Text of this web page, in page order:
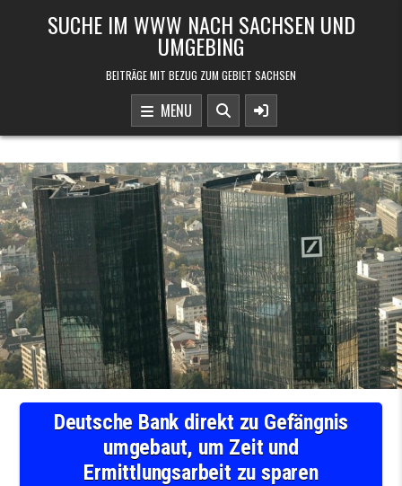
SUCHE IM WWW NACH SACHSEN UND
UMGEBING
BEITRÄGE MIT BEZUG ZUM GEBIET SACHSEN
MENU
Deutsche Bank direkt zu Gefängnis
umgebaut, um Zeit und
Ermittlungsarbeit zu sparen